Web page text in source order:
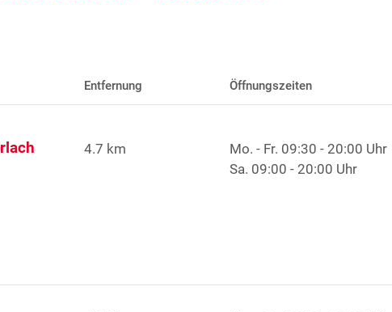
Entfernung Öffnungszeiten
4.7 km Mo. - Fr. 09:30 - 20:00 Uhr
Sa. 09:00 - 20:00 Uhr